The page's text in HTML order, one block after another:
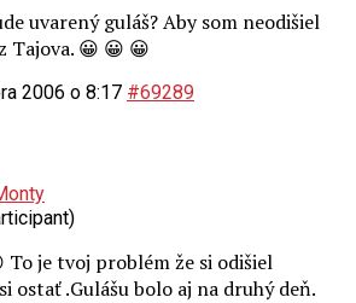
uvarený guláš? Aby som neodišiel
Tajova. 😀 😀 😀
2006 o 8:17 #69289
je tvoj problém že si odišiel
ostať .Gulášu bolo aj na druhý deň.